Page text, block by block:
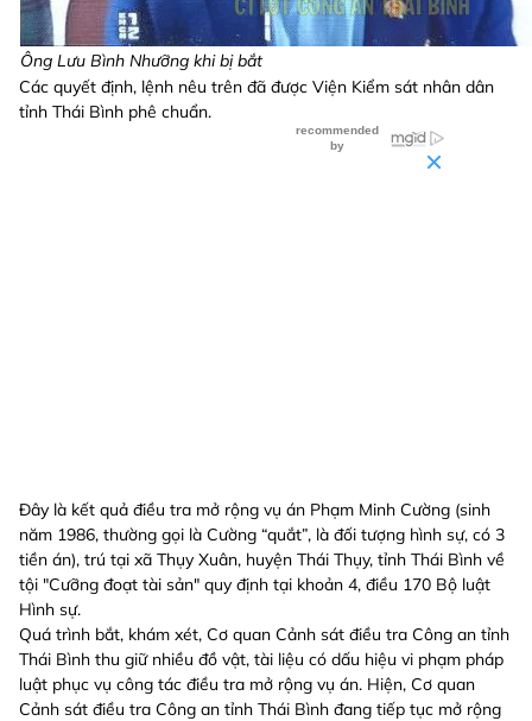
Ông Lưu Bình Nhưỡng khi bị bắt
Các quyết định, lệnh nêu trên đã được Viện Kiểm sát nhân dân
tỉnh Thái Bình phê chuẩn.
Đây là kết quả điều tra mở rộng vụ án Phạm Minh Cường (sinh
năm 1986, thường gọi là Cường “quắt”, là đối tượng hình sự, có 3
tiền án), trú tại xã Thụy Xuân, huyện Thái Thụy, tỉnh Thái Bình về
tội "Cưỡng đoạt tài sản" quy định tại khoản 4, điều 170 Bộ luật
Hình sự.
Quá trình bắt, khám xét, Cơ quan Cảnh sát điều tra Công an tỉnh
Thái Bình thu giữ nhiều đồ vật, tài liệu có dấu hiệu vi phạm pháp
luật phục vụ công tác điều tra mở rộng vụ án. Hiện, Cơ quan
Cảnh sát điều tra Công an tỉnh Thái Bình đang tiếp tục mở rộng